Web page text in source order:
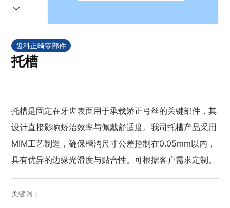
齿科正畸零部件
托槽
托槽是固定在牙齿表面用于承载矫正弓丝的关键部件，其
设计直接影响矫治效率与佩戴舒适度。我司托槽产品采用
MIM工艺制造，确保槽沟尺寸公差控制在0.05mm以内，
具有优异的边缘光滑度与贴合性。可根据客户需求定制。
关键词：